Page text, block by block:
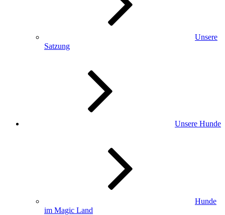
Unsere
Satzung
Unsere Hunde
Hunde
im Magic Land